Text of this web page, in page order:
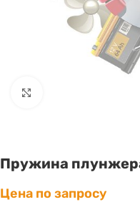
Пружина
Цена по запросу